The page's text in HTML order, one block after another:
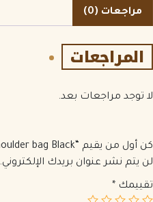
مراجعات (0)
المراجعات
لا توجد مراجعات بعد.
كن أول من يقيم “Prada Spectrum Nappa Leather Shoulder bag Black”
لن يتم نشر عنوان بريدك الإلكتروني.
تقييمك *